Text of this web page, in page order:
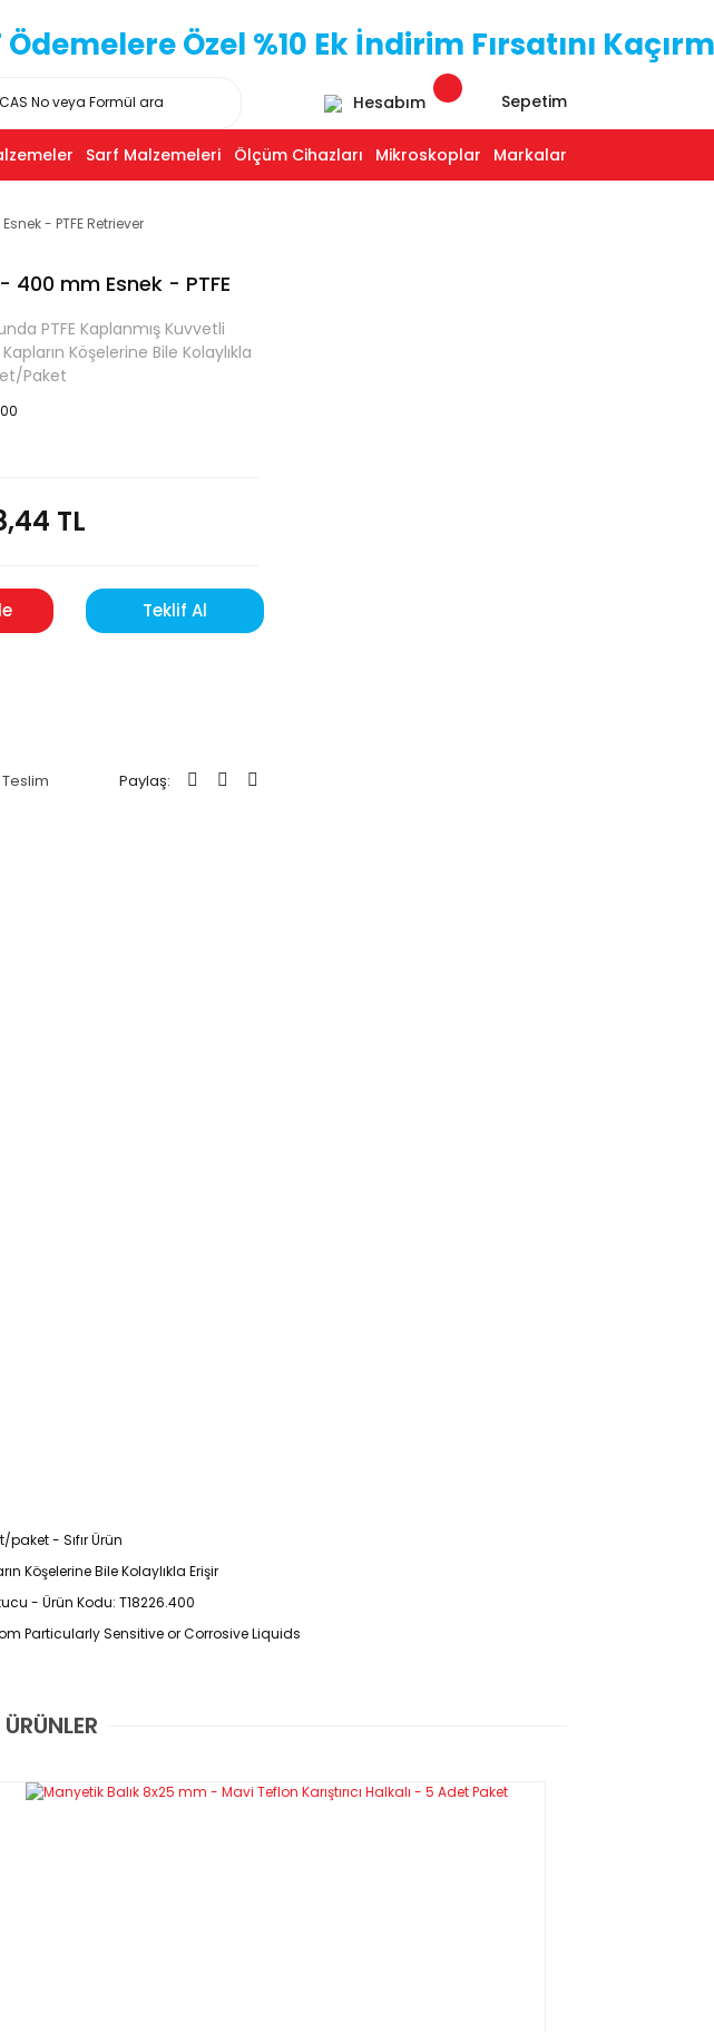
Özel %10 Ek İndirim Fırsatını
Hesabım Sepetim
Sarf Malzemeleri Ölçüm Cihazları Mikroskoplar Markalar
- PTFE Retriever
400 mm Esnek - PTFE
PTFE Kaplanmış Kuvvetli
Köşelerine Bile Kolaylıkla
Paket
TL
Teklif Al
Paylaş:
paket - Sıfır Ürün
Köşelerine Bile Kolaylıkla Erişir
- Ürün Kodu: T18226.400
Particularly Sensitive or Corrosive Liquids
yapın!